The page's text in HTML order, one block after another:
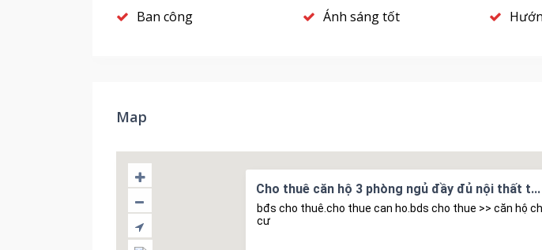
Ban công
Ánh sáng tốt
Map
Cho thuê căn hộ 3 phòng ngủ đầy đủ nội thất t...
bđs cho thuê.cho thue can ho.bds cho thue >> căn hộ
cư